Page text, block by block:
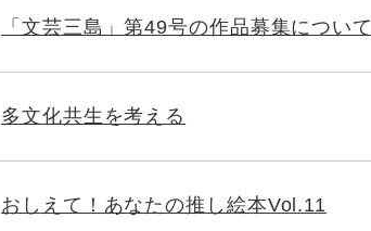
「文芸三島」第49号の作品募集について
多文化共生を考える
おしえて！あなたの推し絵本Vol.11